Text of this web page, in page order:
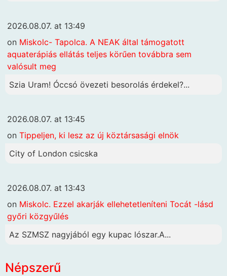
2026.08.07. at 13:49
on Miskolc- Tapolca. A NEAK által támogatott
aquaterápiás ellátás teljes körűen továbbra sem
valósult meg
Szia Uram! Óccsó övezeti besorolás érdekel?...
2026.08.07. at 13:45
on Tippeljen, ki lesz az új köztársasági elnök
City of London csicska
2026.08.07. at 13:43
on Miskolc. Ezzel akarják ellehetetleníteni Tocát -lásd
győri közgyűlés
Az SZMSZ nagyjából egy kupac lószar.A...
Népszerű